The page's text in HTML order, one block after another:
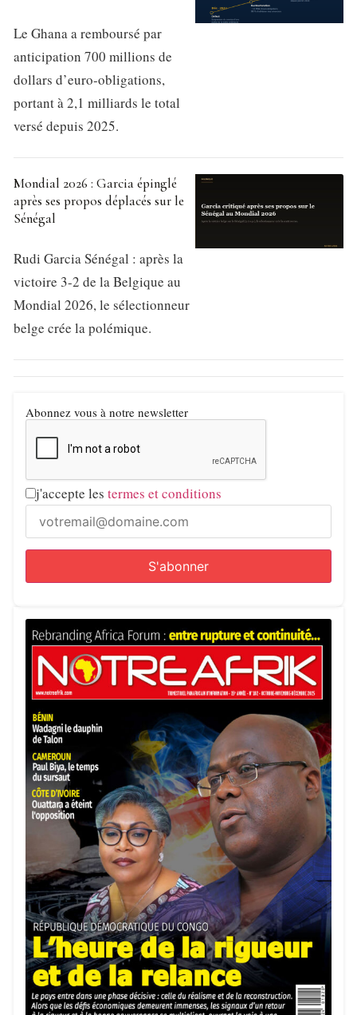
Le Ghana a remboursé par
anticipation 700 millions de
dollars d’euro-obligations,
portant à 2,1 milliards le total
versé depuis 2025.
Mondial 2026 : Garcia épinglé
après ses propos déplacés sur le
Sénégal
Rudi Garcia Sénégal : après la
victoire 3-2 de la Belgique au
Mondial 2026, le sélectionneur
belge crée la polémique.
Abonnez vous à notre newsletter
j'accepte les termes et conditions